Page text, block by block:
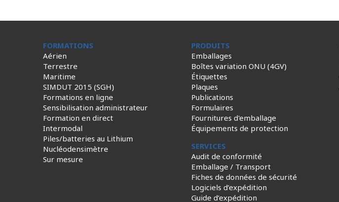
FORMATIONS
Aérien
Terrestre
Maritime
SIMDUT 2015 (SGH)
Formations en ligne
Sensibilisation administrateur
Formation en direct
Intermodal
Piles/batteries au Lithium
Nucléodensimètre
Sur mesure
PRODUITS
Emballages
Boîtes variation ONU (4GV)
Étiquettes
Plaques
Publications
Formulaires
Fournitures d'emballage
Équipements de protection
SERVICES
Audit de conformité
Emballage / Transport
Fiches de données de sécurité
Logiciels d’expédition
Guide d’expédition